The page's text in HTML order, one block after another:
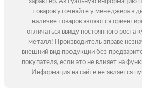
характер. Актуальную информацию
товаров уточняйте у менеджера в
наличие товаров являются
отличаться ввиду постоянного роста
металл! Производитель вправе
внешний вид продукции без
покупателя, если это не влияет на
Информация на сайте не является